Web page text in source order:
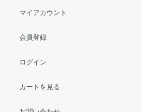
マイアカウント
会員登録
ログイン
カートを見る